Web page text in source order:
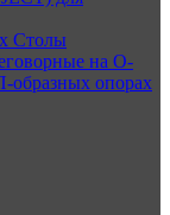
Столы
на О-
образных опорах